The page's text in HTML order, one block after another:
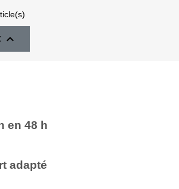

en 48 h
adapté